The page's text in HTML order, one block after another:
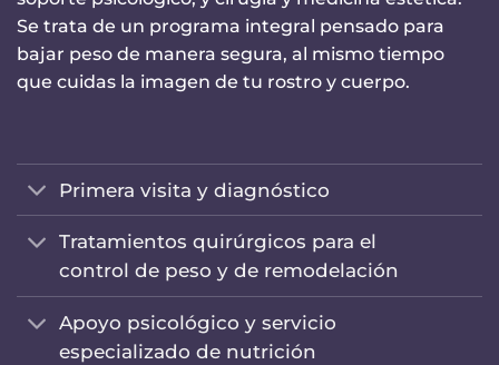
Se trata de un programa integral pensado para
bajar peso de manera segura, al mismo tiempo
que cuidas la imagen de tu rostro y cuerpo.
Primera visita y diagnóstico
Tratamientos quirúrgicos para el
control de peso y de remodelación
Apoyo psicológico y servicio
especializado de nutrición